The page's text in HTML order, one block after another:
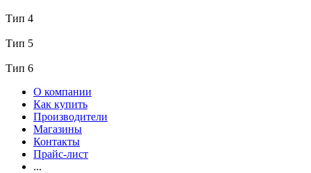
Тип 4
Тип 5
Тип 6
О компании
Как купить
Производители
Магазины
Контакты
Прайс-лист
...